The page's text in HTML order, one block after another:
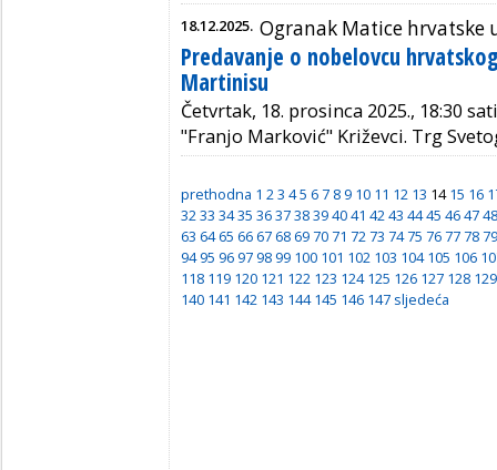
18.12.2025. Ogranak Matice hrvatske
Predavanje o nobelovcu
Martinisu
Četvrtak, 18. prosinca 2025., 18:30
"Franjo Marković" Križevci. Trg
prethodna 1 23 45 6 7 8 9 10 11 12 13 1415 16
3233 3435 363738394041 4243 4445 464748
63 64 65 66 67 68 69 70 71 72 73 74 75 76 77 78 79
94 95 96 97 98 99 100 101 102 103 104 105 106
118 119 120 121 122 123 124 125 126 127 128 129
140 141 142 143 144 145 146 147 sljedeća